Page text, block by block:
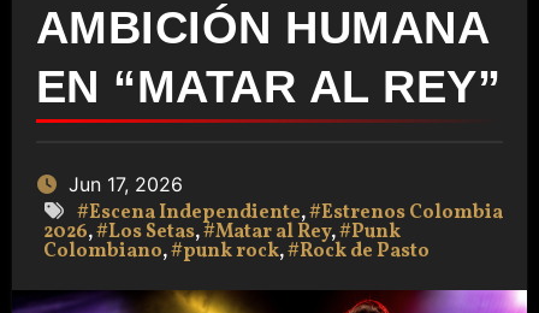
AMBICIÓN HUMANA
EN “MATAR AL REY”
Jun 17, 2026
#Escena Independiente,#Estrenos Colombia
2026,#Los Setas,#Matar al Rey,#Punk
Colombiano,#punk rock,#Rock de Pasto